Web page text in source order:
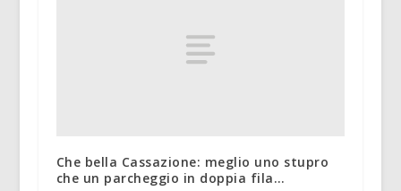
Che bella Cassazione: meglio uno stupro
che un parcheggio in doppia fila…